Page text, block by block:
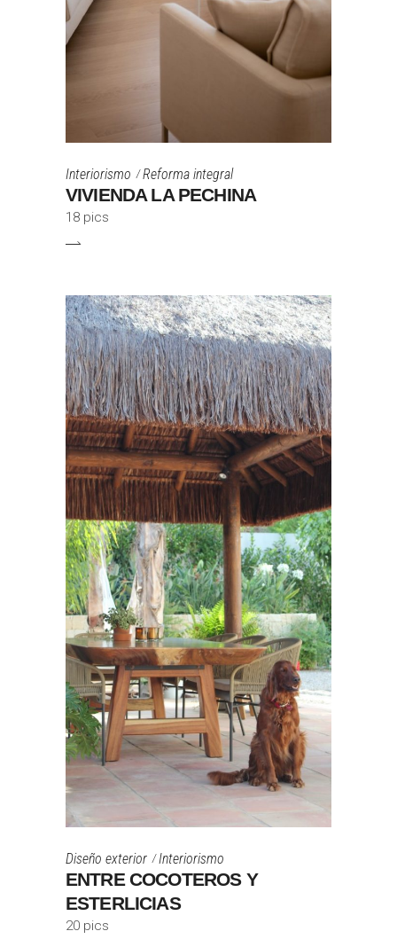
Interiorismo Reforma integral
VIVIENDA LA PECHINA
18 pics
Diseño exterior Interiorismo
ENTRE COCOTEROS Y
ESTERLICIAS
20 pics